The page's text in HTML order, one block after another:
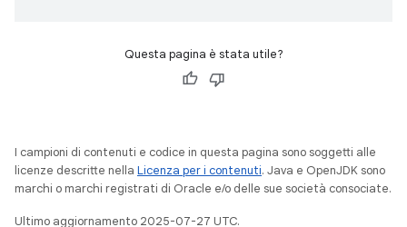
Questa pagina è stata utile?
I campioni di contenuti e codice in questa pagina sono soggetti alle
licenze descritte nella Licenza per i contenuti. Java e OpenJDK sono
marchi o marchi registrati di Oracle e/o delle sue società consociate.
Ultimo aggiornamento 2025-07-27 UTC.